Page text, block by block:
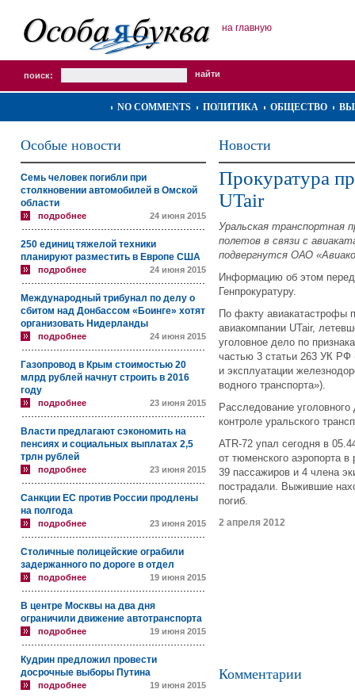
на главную
поиск:
NO COMMENTS ПОЛИТИКА ОБЩЕСТВО
Особые новости
Семь человек погибли при
столкновении автомобилей в Омской
области
подробнее 24 июня 2015
250 единиц тяжелой техники
планируют разместить в Европе США
подробнее 24 июня 2015
Международный трибунал по делу о
сбитом над Донбассом «Боинге» хотят
организовать Нидерланды
подробнее 24 июня 2015
Газопровод в Крым стоимостью 20
млрд рублей начнут строить в 2016
году
подробнее 23 июня 2015
Власти предлагают сэкономить на
пенсиях и социальных выплатах 2,5
трлн рублей
подробнее 23 июня 2015
Санкции ЕС против России продлены
на полгода
подробнее 23 июня 2015
Столичные полицейские ограбили
задержанного по дороге в отдел
подробнее 19 июня 2015
В центре Москвы на два дня
ограничили движение автотранспорта
подробнее 19 июня 2015
Кудрин предложил провести
досрочные выборы Путина
подробнее 19 июня 2015
Новости
Прокуратура
UTair
Уральская транспортная
полетов в связи с
подвергнутся ОАО
Информацию об этом
Генпрокуратуру.
По факту авиакатастрофы
авиакомпании UTair,
уголовное дело по
частью 3 статьи 263 УК РФ
и эксплуатации
водного транспорта»).
Расследование
контроле уральского
ATR-72 упал сегодня в
от тюменского аэропорта
39 пассажиров и 4 члена
пострадали. Выжившие
погиб.
2 апреля 2012
Комментарии